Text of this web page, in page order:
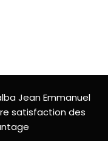
Jean Emmanuel
satisfaction des